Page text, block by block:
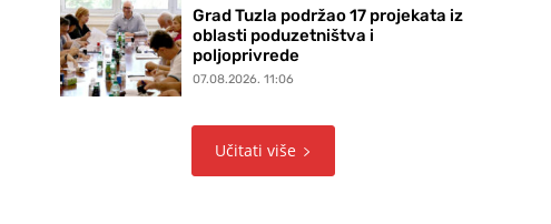
Grad Tuzla podržao 17 projekata iz
oblasti poduzetništva i
poljoprivrede
07.08.2026. 11:06
Učitati više